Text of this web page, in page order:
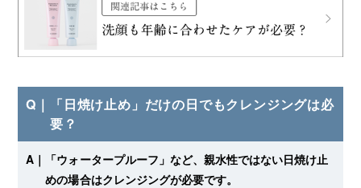
Q｜
「日焼け止め」だけの日でもクレンジングは必
要？
A｜
「ウォータープルーフ」など、親水性ではない日焼け止
めの場合はクレンジングが必要です。